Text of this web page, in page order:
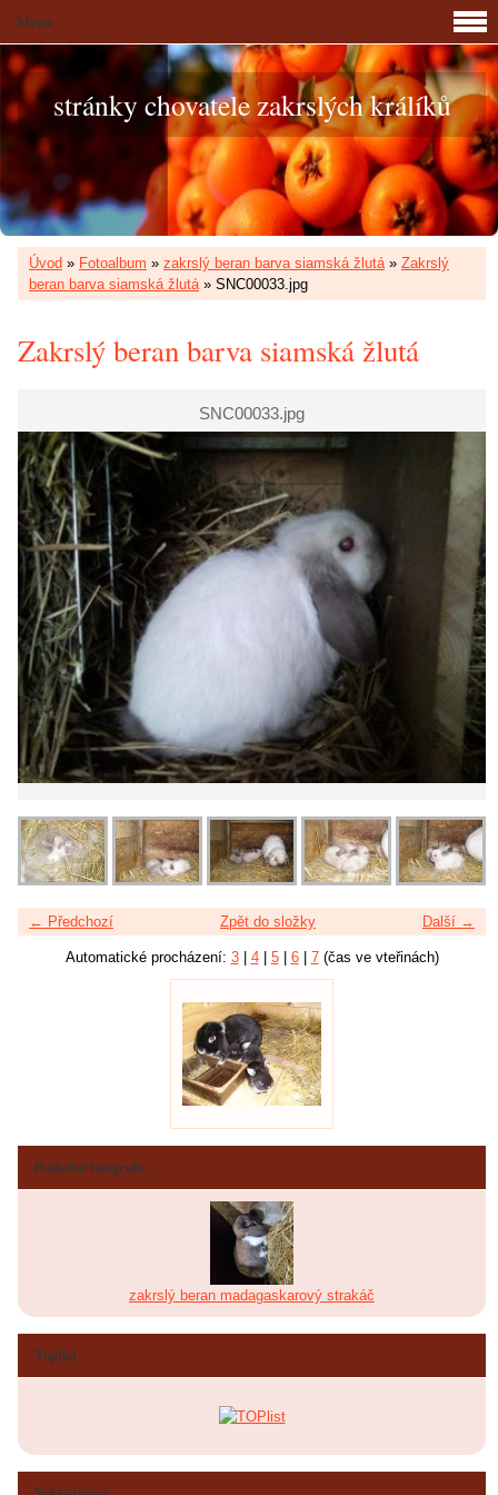
stránky chovatele zakrslých králíků
Úvod » Fotoalbum » zakrslý beran barva siamská žlutá» Zakrslý
beran barva siamská žlutá» SNC00033.jpg
Zakrslý beran barva siamská žlutá
SNC00033.jpg
← Předchozí Další →
Zpět do složky
Automatické procházení: 3| 4| 5| 6| 7(čas ve vteřinách)
Menu
Poslední fotografie
zakrslý beran madagaskarový strakáč
Toplist